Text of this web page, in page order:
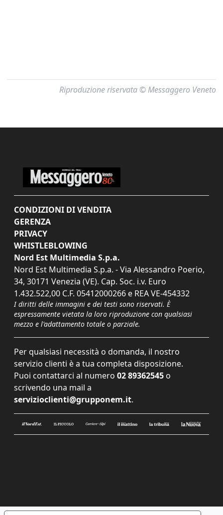
Riproduzione riservata © Messaggero Veneto
CONDIZIONI DI VENDITA
GERENZA
PRIVACY
WHISTLEBLOWING
Nord Est Multimedia S.p.a.
Nord Est Multimedia S.p.a. - Via Alessandro Poerio,
34, 30171 Venezia (VE). Cap. Soc. i.v. Euro
1.432.522,00 C.F. 05412000266 e REA VE-454332
I diritti delle immagini e dei testi sono riservati. È
espressamente vietata la loro riproduzione con qualsiasi
mezzo e l'adattamento totale o parziale.
Per qualsiasi necessità o domanda, il nostro
servizio clienti è a tua completa disposizione.
Puoi contattarci al numero 02 89362545 o
scrivendo una mail a
servizioclienti@grupponem.it.